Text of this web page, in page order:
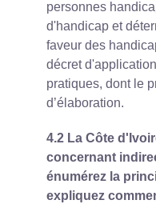
personnes
d'handicap et
faveur des
décret
pratiques, dont le
d’élaboration.
4.2 La Côte
concernant
énumérez la
expliquez